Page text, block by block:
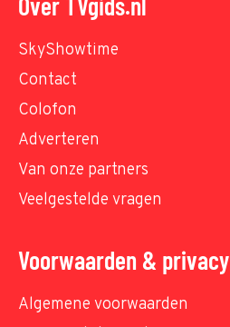
SkyShowtime
Contact
Colofon
Adverteren
Van onze partners
Veelgestelde vragen
Voorwaarden & privacy
Algemene voorwaarden